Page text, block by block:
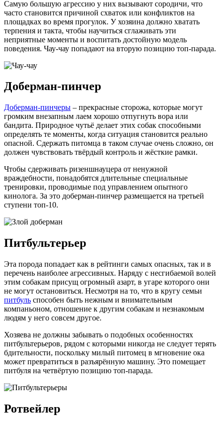
Самую большую агрессию у них вызывают сородичи, что
часто становится причиной схваток или конфликтов на
площадках во время прогулок. У хозяина должно хватать
терпения и такта, чтобы научиться сглаживать эти
неприятные моменты и воспитать достойную модель
поведения. Чау-чау попадают на вторую позицию топ-парада.
Доберман-пинчер
Доберман-пинчеры – прекрасные сторожа, которые могут
громким внезапным лаем хорошо отпугнуть вора или
бандита. Природное чутьё делает этих собак способными
определять те моменты, когда ситуация становится реально
опасной. Сдержать питомца в таком случае очень сложно, он
должен чувствовать твёрдый контроль и жёсткие рамки.
Чтобы сдерживать ризеншнауцера от ненужной
враждебности, понадобятся длительные специальные
тренировки, проводимые под управлением опытного
кинолога. За это доберман-пинчер размещается на третьей
ступени топ-10.
Питбультерьер
Эта порода попадает как в рейтинги самых опасных, так и в
перечень наиболее агрессивных. Наряду с несгибаемой волей
этим собакам присущ огромный азарт, в угаре которого они
не могут остановиться. Несмотря на то, что в кругу семьи
питбуль способен быть нежным и внимательным
компаньоном, отношение к другим собакам и незнакомым
людям у него совсем другое.
Хозяева не должны забывать о подобных особенностях
питбультерьеров, рядом с которыми никогда не следует терять
бдительности, поскольку милый питомец в мгновение ока
может превратиться в разъярённую машину. Это помещает
питбуля на четвёртую позицию топ-парада.
Ротвейлер